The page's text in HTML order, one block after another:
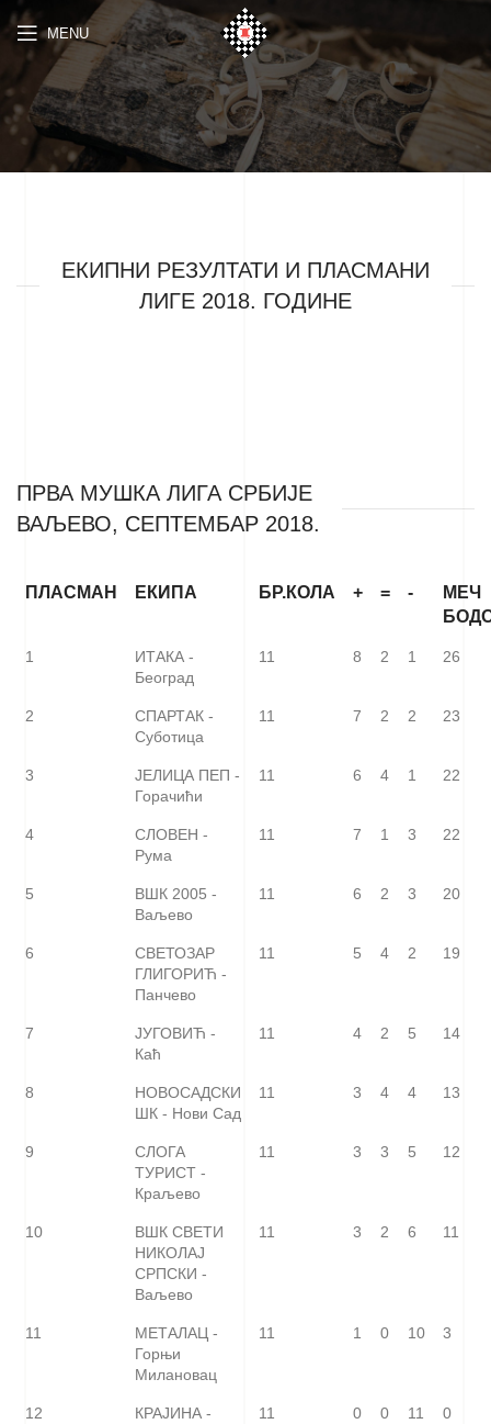
MENU
ЕКИПНИ РЕЗУЛТАТИ И ПЛАСМАНИ
ЛИГЕ 2018. ГОДИНЕ
ПРВА МУШКА ЛИГА СРБИЈЕ
ВАЉЕВО, СЕПТЕМБАР 2018.
ПЛАСМАН ЕКИПА БР.КОЛА + = -
МЕЧ
1
ИТАКА -
Београд
11 8 2 1 26
2
СПАРТАК -
Суботица
11 7 2 2 23
3
ЈЕЛИЦА ПЕП -
Горачићи
11 6 4 1 22
4
СЛОВЕН -
Рума
11 7 1 3 22
5
ВШК 2005 -
Ваљево
11 6 2 3 20
6
СВЕТОЗАР
ГЛИГОРИЋ -
Панчево
11 5 4 2 19
7
ЈУГОВИЋ -
Каћ
11 4 2 5 14
8
НОВОСАДСКИ
ШК - Нови Сад
11 3 4 4 13
9
СЛОГА
ТУРИСТ -
Краљево
11 3 3 5 12
10
ВШК СВЕТИ
НИКОЛАЈ
СРПСКИ -
Ваљево
11 3 2 6 11
11
МЕТАЛАЦ -
Горњи
Милановац
11 1 0 10 3
12
КРАЈИНА -
11 0 0 11 0